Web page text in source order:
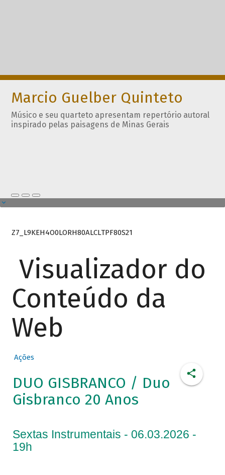
Marcio Guelber Quinteto
Músico e seu quarteto apresentam repertório autoral
inspirado pelas paisagens de Minas Gerais
Z7_L9KEH4O0LORH80ALCLTPF80S21
Visualizador do
Conteúdo da
Web
Ações
DUO GISBRANCO / Duo
Gisbranco 20 Anos
Sextas Instrumentais - 06.03.2026 -
19h